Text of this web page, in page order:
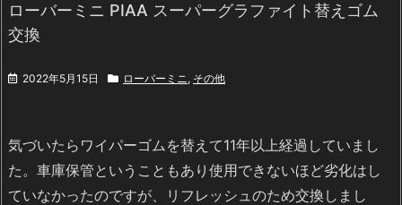
ローバーミニ PIAA スーパーグラファイト替えゴム
交換
2022年5月15日 ローバーミニ , その他
気づいたらワイパーゴムを替えて11年以上経過していまし
た。車庫保管ということもあり使用できないほど劣化はし
ていなかったのですが、リフレッシュのため交換しまし